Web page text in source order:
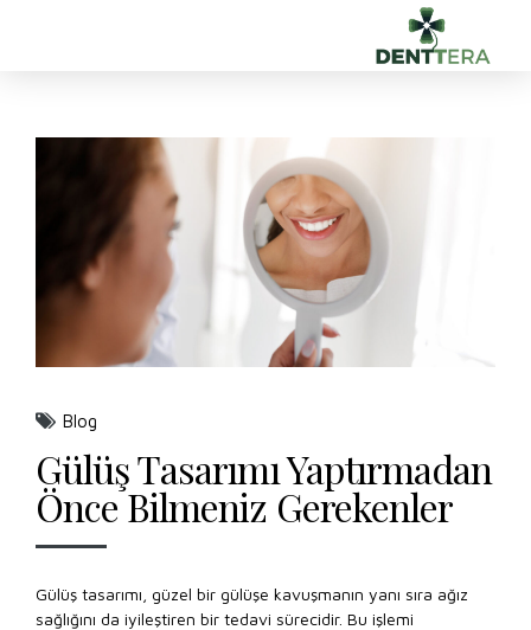
Blog
Gülüş Tasarımı Yaptırmadan
Önce Bilmeniz Gerekenler
Gülüş tasarımı, güzel bir gülüşe kavuşmanın yanı sıra ağız
sağlığını da iyileştiren bir tedavi sürecidir. Bu işlemi